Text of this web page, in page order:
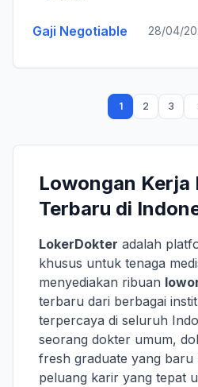
Gaji Negotiable 28/04/
1 2 3
Lowongan Kerja
Terbaru di
LokerDokter adalah
khusus untuk tenaga
menyediakan ribuan
terbaru dari berbagai
terpercaya di seluruh
seorang dokter umum,
fresh graduate yang baru
peluang karir yang tepat